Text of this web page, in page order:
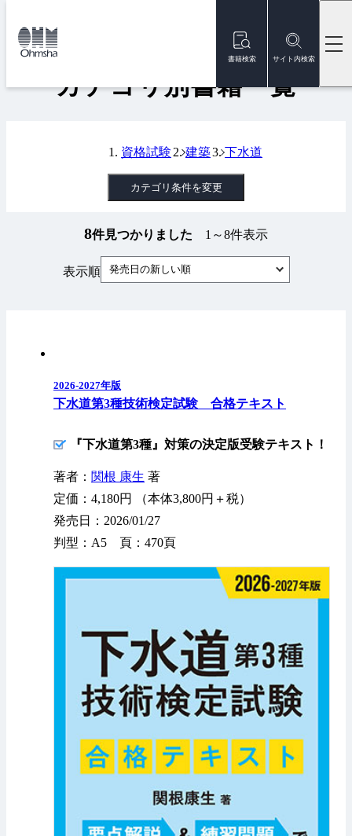
書籍検索 サイト内検索
トップ
カテゴリ別書籍一覧
資格試験 建築 下水道
カテゴリ条件を変更
8件見つかりました 1～8件表示
表示順 発売日の新しい順
2026-2027年版
下水道第3種技術検定試験 合格テキスト
『下水道第3種』対策の決定版受験テキスト！
著者： 関根 康生 著
定価：4,180円 （本体3,800円＋税）
発売日：2026/01/27
判型：A5 頁：470頁